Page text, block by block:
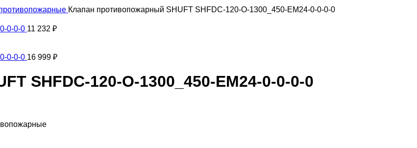
Клапан противопожарный SHUFT SHFDC-120-O-1300_450-EM24-0-0-0-0
0-0-0 11 232 ₽
0-0-0 16 999 ₽
SHFDC-120-O-1300_450-EM24-0-0-0-0